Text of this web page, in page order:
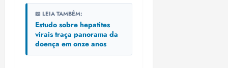
📖 LEIA TAMBÉM:
Estudo sobre hepatites
virais traça panorama da
doença em onze anos